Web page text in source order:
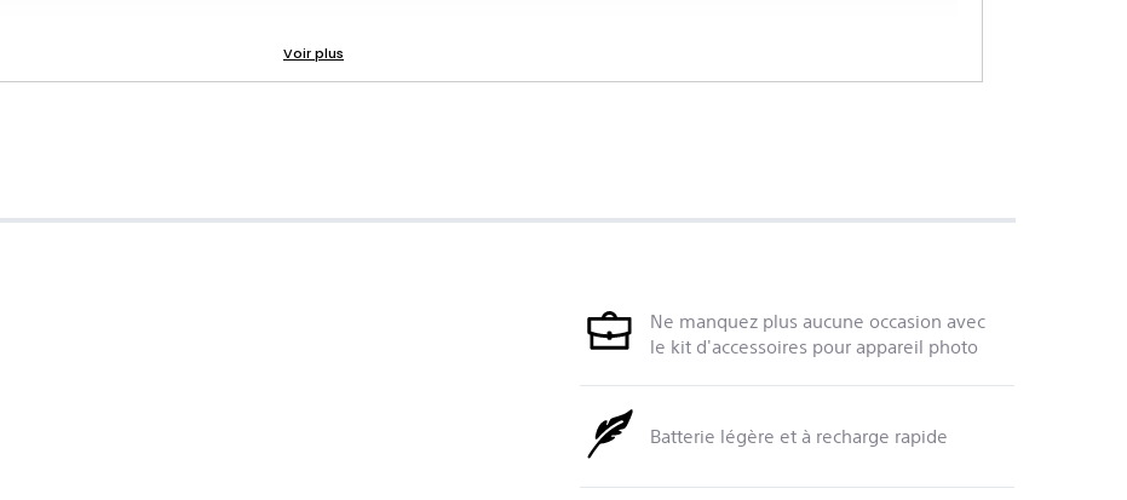
Ne manquez plus aucune occasion avec
le kit d'accessoires pour appareil photo
Batterie légère et à recharge rapide